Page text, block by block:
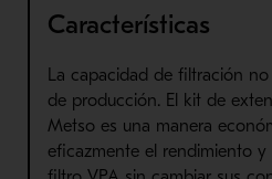
Características
La capacidad de filtración
de producción. El kit de
Metso es una manera
eficazmente el rendimiento